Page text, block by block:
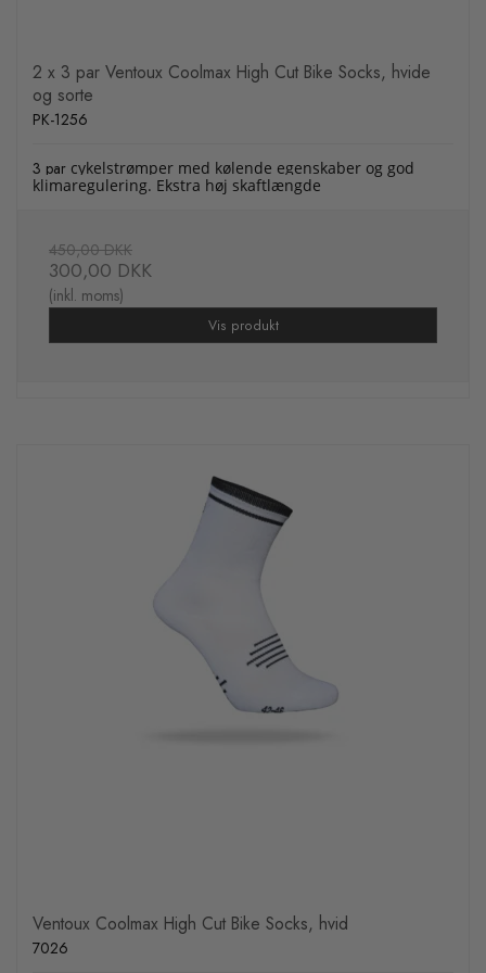
2 x 3 par Ventoux Coolmax High Cut Bike Socks, hvide
og sorte
PK-1256
3 par cykelstrømper med kølende egenskaber og god
klimaregulering. Ekstra høj skaftlængde
450,00 DKK
300,00 DKK
(inkl. moms)
Vis produkt
Ventoux Coolmax High Cut Bike Socks, hvid
7026